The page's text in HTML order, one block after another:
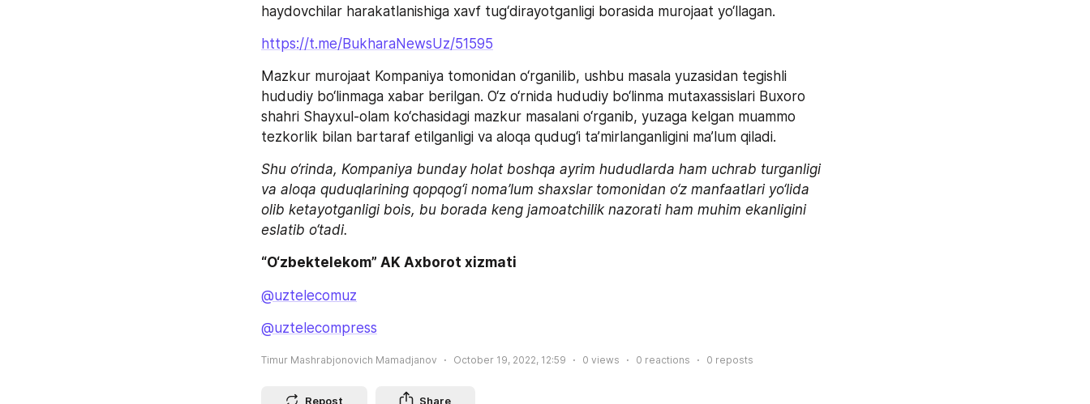
haydovchilar harakatlanishiga xavf tug‘dirayotganligi borasida murojaat yo‘llagan.
https://t.me/BukharaNewsUz/51595
Mazkur murojaat Kompaniya tomonidan o‘rganilib, ushbu masala yuzasidan tegishli
hududiy bo‘linmaga xabar berilgan. O‘z o‘rnida hududiy bo‘linma mutaxassislari Buxoro
shahri Shayxul-olam ko‘chasidagi mazkur masalani o‘rganib, yuzaga kelgan muammo
tezkorlik bilan bartaraf etilganligi va aloqa qudug‘i ta’mirlanganligini ma’lum qiladi.
Shu o‘rinda, Kompaniya bunday holat boshqa ayrim hududlarda ham uchrab turganligi
va aloqa quduqlarining qopqog‘i noma’lum shaxslar tomonidan o‘z manfaatlari yo‘lida
olib ketayotganligi bois, bu borada keng jamoatchilik nazorati ham muhim ekanligini
eslatib o‘tadi.
“O‘zbektelekom” AK Axborot xizmati
@uztelecomuz
@uztelecompress
Timur Mashrabjonovich Mamadjanov October 19, 2022, 12:59 0 views 0 reactions 0 reposts
Repost Share